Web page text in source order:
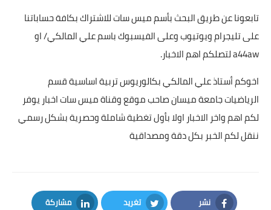
تابعونا عن طريق البحث بأسم ميس سات للاشتراك بكافة حساباتنا
على تليجرام ويوتيوب وعلى الفيسبوك باسم علي المالكي/ او
a44aw لتصلكم اهم الاخبار.
اخوكم أستاذ علي المالكي بكالوريوس تربية اساسية قسم
الرياضيات جامعة ميسان صاحب موقع وقناة ميس سات اخبار يوفر
لكم اهم واخر الاخبار اولا بأول تغطية شاملة وحصرية بشكل رسمي
ننقل لكم الخبر بكل دقة ومصداقية
نشر تغريد مشاركة